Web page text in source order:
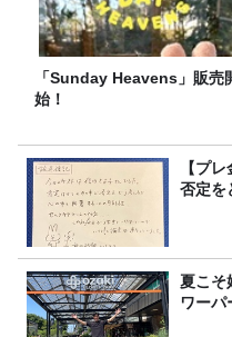
「Sunday Heavens」販売
始！
【プ
否定を
夏こそ
ワーパ